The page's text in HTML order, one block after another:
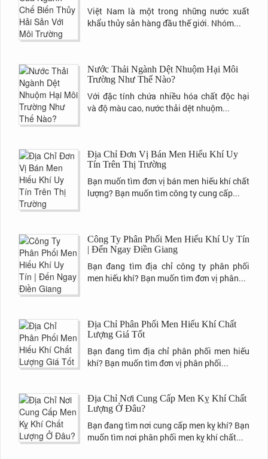
Việt Nam là một trong những nước xuất
khẩu thủy sản hàng đầu thế giới. Nhóm...
Nước Thải Ngành Dệt Nhuộm Hại Môi
Trường Như Thế Nào?
Với đặc tính chứa nhiều hóa chất độc hại
và độ màu cao, nước thải dệt nhuộm...
Địa Chỉ Đơn Vị Bán Men Hiếu Khí Uy
Tín Trên Thị Trường
Bạn muốn tìm đơn vị bán men hiếu khí chất
lượng? Bạn muốn tìm công ty cung cấp...
Công Ty Phân Phối Men Hiếu Khí Uy Tín
| Đến Ngay Điền Giang
Bạn đang tìm địa chỉ công ty phân phối
men hiếu khí? Bạn muốn tìm đơn vị phân...
Địa Chỉ Phân Phối Men Hiếu Khí Chất
Lượng Giá Tốt
Bạn đang tìm địa chỉ phân phối men hiếu
khí? Bạn muốn tìm đơn vị phân phối...
Địa Chỉ Nơi Cung Cấp Men Kỵ Khí Chất
Lượng Ở Đâu?
Bạn đang tìm nơi cung cấp men kỵ khí? Bạn
muốn tìm nơi phân phối men kỵ khí chất...